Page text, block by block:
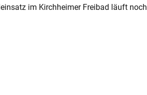
im Kirchheimer Freibad läuft noch